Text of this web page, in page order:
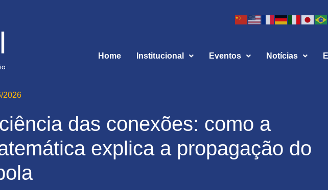
Home Institucional Eventos Notícias
2026
das conexões: como a
explica a propagação do